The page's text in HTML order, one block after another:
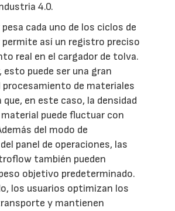
4.0.
cada uno de los ciclos de
así un registro preciso
real en el cargador de tolva.
esto puede ser una gran
procesamiento de materiales
que, en este caso, la densidad
puede fluctuar con
del modo de
panel de operaciones, las
también pueden
objetivo predeterminado.
los usuarios optimizan los
y mantienen